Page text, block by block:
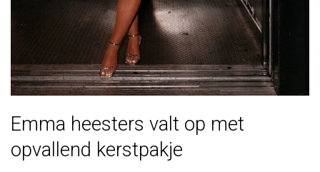
Emma heesters valt op met
opvallend kerstpakje